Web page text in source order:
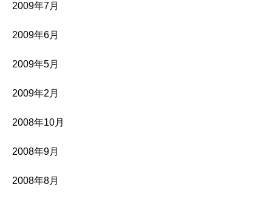
2009年7月
2009年6月
2009年5月
2009年2月
2008年10月
2008年9月
2008年8月